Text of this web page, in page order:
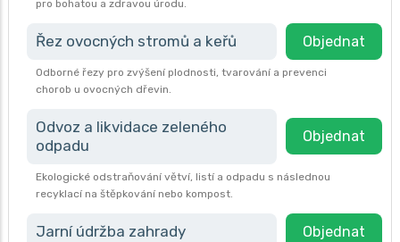
pro bohatou a zdravou úrodu.
Řez ovocných stromů a keřů Objednat
Odborné řezy pro zvýšení plodnosti, tvarování a prevenci
chorob u ovocných dřevin.
Odvoz a likvidace zeleného
odpadu
Objednat
Ekologické odstraňování větví, listí a odpadu s následnou
recyklací na štěpkování nebo kompost.
Jarní údržba zahrady Objednat